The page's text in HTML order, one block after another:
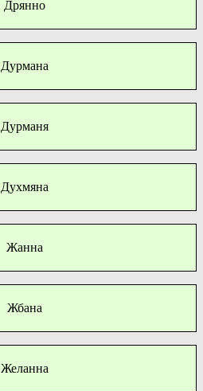
Дрянно
Дурмана
Дурманя
Духмяна
Жанна
Жбана
Желанна